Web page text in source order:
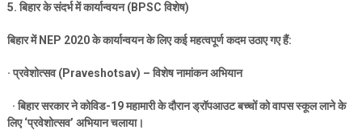
5.बिहार के संदर्भ में कार्यान्वयन (BPSCविशेष)
बिहार में NEP 2020के कार्यान्वयन के लिए कई महत्वपूर्ण कदम उठाए गए हैं:
·प्रवेशोत्सव (Praveshotsav) –विशेष नामांकन अभियान
·बिहार सरकार ने कोविड-19महामारी के दौरान ड्रॉपआउट बच्चों को वापस स्कूल लाने के
लिए ‘प्रवेशोत्सव’ अभियान चलाया।